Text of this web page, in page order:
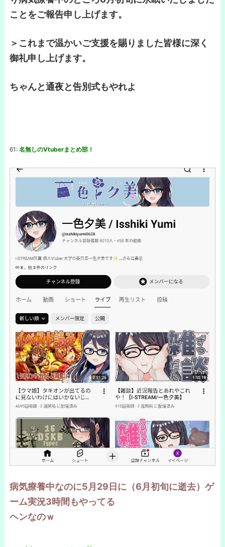
ことをご報告申し上げます。
＞これまで温かいご支援を賜りました皆様に深く
御礼申し上げます。
ちゃんと通夜と告別式もやれよ
61: 名無しのVtuberまとめ部！
病気療養中なのに5月29日に（6月初旬に逝去）ゲ
ーム実況3時間もやってる
ヘンなのｗ